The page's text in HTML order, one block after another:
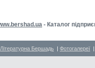
- Каталог
Літературна Бершадь | Фотогалереї